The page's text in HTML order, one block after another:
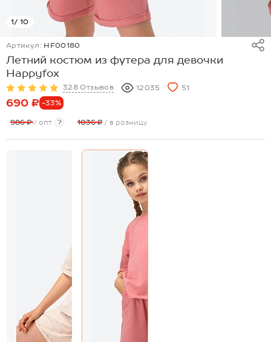
1/ 10
Артикул: HF00180
Летний костюм из футера для девочки
Happyfox
328 Отзывов 12035 51
690 ₽ -33%
986 ₽/ опт ? 1036 ₽ / в розницу